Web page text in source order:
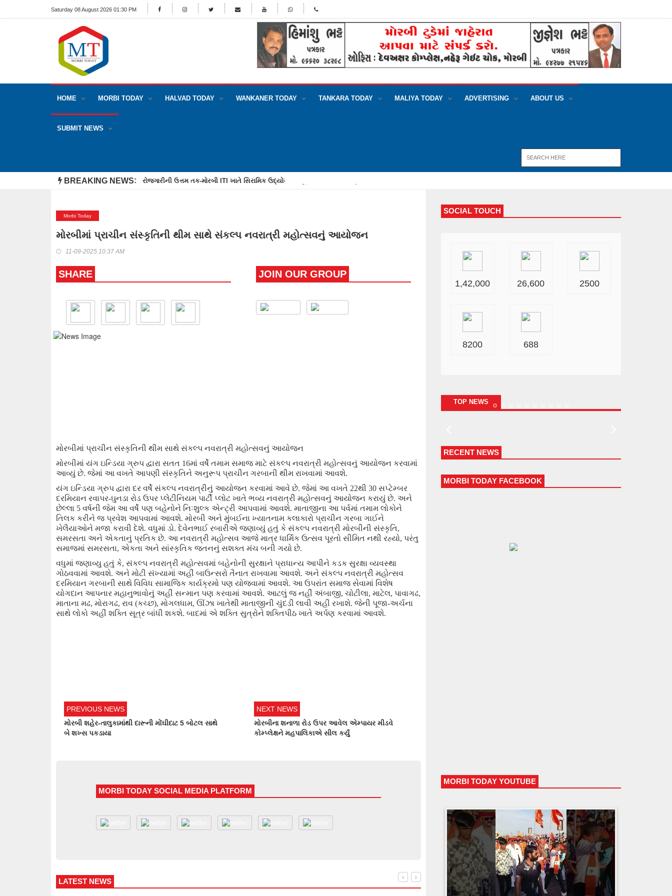
Saturday 08 August 2026 01:30 PM
HOME MORBI TODAY HALVAD TODAY WANKANER TODAY TANKARA TODAY MALIYA TODAY ADVERTISING ABOUT US
SUBMIT NEWS
BREAKING NEWS રોજગારીની ઉત્તમ તક-મોરબી ITI ખાતે સિરામિક ઉદ્યોગલક્ષી ટૂંકાગાળાના કોર્સમાં પ્રવેશ શરૂ
Morbi Today
મોરબીમાં પ્રાચીન સંસ્કૃતિની થીમ સાથે સંકલ્પ નવરાત્રી મહોત્સવનું આયોજન
11-09-2025 10:37 AM
SHARE JOIN OUR GROUP
મોરબીમાં પ્રાચીન સંસ્કૃતિની થીમ સાથે સંકલ્પ નવરાત્રી મહોત્સવનું આયોજન
મોરબીમાં યંગ ઇન્ડિયા ગ્રુપ દ્વારા સતત 16માં વર્ષે તમામ સમાજ માટે સંકલ્પ નવરાત્રી મહોત્સવનું આયોજન કરવામાં
આવ્યું છે. જેમાં આ વખતે આપણી સંસ્કૃતિને અનુરૂપ પ્રાચીન ગરબાની થીમ રાખવામાં આવશે.
યંગ ઇન્ડિયા ગ્રુપ દ્વારા દર વર્ષે સંકલ્પ નવરાત્રીનું આયોજન કરવામાં આવે છે. જેમાં આ વખતે 22થી 30 સપ્ટેમ્બર
દરમિયાન રવાપર-ઘુનડા રોડ ઉપર પ્લેટીનિયમ પાર્ટી પ્લોટ ખાતે ભવ્ય નવરાત્રી મહોત્સવનું આયોજન કરાયું છે. અને
છેલ્લા 5 વર્ષની જેમ આ વર્ષે પણ બહેનોને નિઃશુલ્ક એન્ટ્રી આપવામાં આવશે. માતાજીના આ પર્વમાં તમામ લોકોને
તિલક કરીને જ પ્રવેશ આપવામાં આવશે. મોરબી અને મુંબઈના ખ્યાતનામ કલાકારો પ્રાચીન ગરબા ગાઈને
ખેલૈયાઓને મજા કરાવી દેશે. વધુમાં ડો. દેવેનભાઈ રબારીએ જણાવ્યું હતું કે સંકલ્પ નવરાત્રી મોરબીની સંસ્કૃતિ,
સમરસતા અને એકતાનું પ્રતિક છે. આ નવરાત્રી મહોત્સવ આજે માત્ર ધાર્મિક ઉત્સવ પૂરતો સીમિત નથી રહ્યો, પરંતુ
સમાજમાં સમરસતા, એકતા અને સાંસ્કૃતિક જતનનું સશક્ત મંચ બની ગયો છે.
વધુમાં જણાવ્યુ હતું કે, સંકલ્પ નવરાત્રી મહોત્સવમાં બહેનોની સુરક્ષાને પ્રાધાન્ય આપીને કડક સુરક્ષા વ્યવસ્થા
ગોઠવવામાં આવશે. અને મોટી સંખ્યામાં અહીં બાઉન્સરો તૈનાત રાખવામા આવશે. અને સંકલ્પ નવરાત્રી મહોત્સવ
દરમિયાન ગરબાની સાથે વિવિધ સામાજિક કાર્યક્રમો પણ યોજવામાં આવશે. આ ઉપરાંત સમાજ સેવામાં વિશેષ
યોગદાન આપનાર મહાનુભાવોનું અહીં સન્માન પણ કરવામાં આવશે. આટલું જ નહીં અંબાજી, ચોટીલા, માટેલ, પાવાગઢ,
માતાના મઢ, મોરાગઢ, રાવ (કચ્છ), મોગલધામ, ઊંઝા ખાતેથી માતાજીની ચુંદડી લાવી અહી રખાશે. જેની પૂજા-અર્ચના
સાથે લોકો અહીં શક્તિ સૂત્ર બાંધી શકશે. બાદમાં એ શક્તિ સુત્રોને શક્તિપીઠ ખાતે અર્પણ કરવામાં આવશે.
PREVIOUS NEWS
મોરબી શહેર-તાલુકામાંથી દારૂની મોંઘીદાટ 5 બોટલ સાથે
બે શખ્સ પકડાયા
NEXT NEWS
મોરબીના શનાળા રોડ ઉપર આવેલ એમ્પાયર મીડવે
કોમ્પ્લેક્ષને મહપાલિકાએ સીલ કર્યું
MORBI TODAY SOCIAL MEDIA PLATFORM
LATEST NEWS
SOCIAL TOUCH
1,42,000 26,600 2500
8200 688
TOP NEWS
RECENT NEWS
MORBI TODAY FACEBOOK
MORBI TODAY YOUTUBE
HTML5 Gallery Free Version